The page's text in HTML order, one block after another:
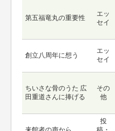
第五福竜丸の重要性
エッ
セイ
創立八周年に想う
エッ
セイ
ちいさな骨のうた 広
田重道さんに捧げる
その
他
投